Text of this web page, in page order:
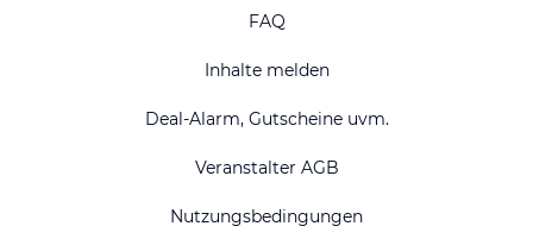
FAQ
Inhalte melden
Deal-Alarm, Gutscheine uvm.
Veranstalter AGB
Nutzungsbedingungen